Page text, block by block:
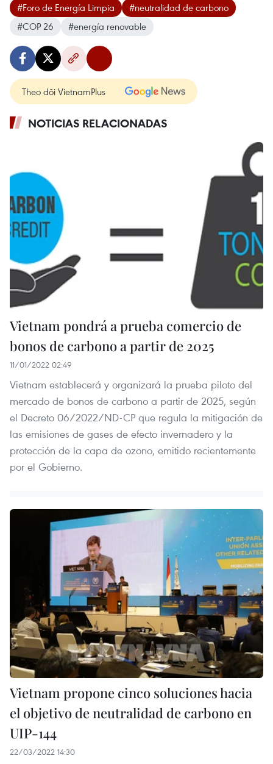
#Foro de Energía Limpia
#neutralidad de carbono
#COP 26
#energía renovable
Theo dõi VietnamPlus
NOTICIAS RELACIONADAS
Vietnam pondrá a prueba comercio de
bonos de carbono a partir de 2025
11/01/2022 02:49
Vietnam establecerá y organizará la prueba piloto del
mercado de bonos de carbono a partir de 2025, según
el Decreto 06/2022/ND-CP que regula la mitigación de
las emisiones de gases de efecto invernadero y la
protección de la capa de ozono, emitido recientemente
por el Gobierno.
Vietnam propone cinco soluciones hacia
el objetivo de neutralidad de carbono en
UIP-144
22/03/2022 14:30